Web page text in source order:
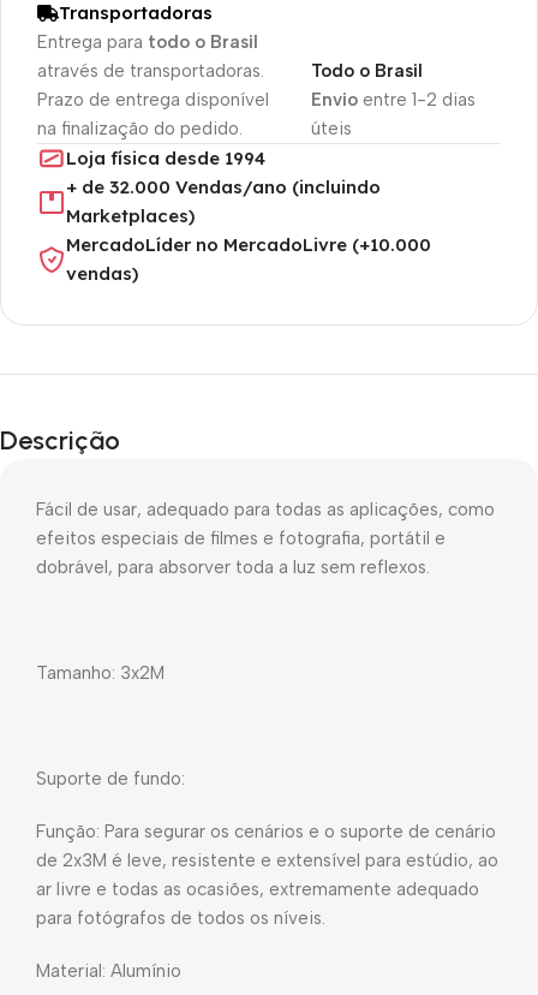
Transportadoras
Entrega para todo o Brasil
através de transportadoras.
Prazo de entrega disponível
na finalização do pedido.
Envioentre 1-2 dias
úteis
Todo o Brasil
Loja física desde 1994
+ de 32.000 Vendas/ano (incluindo
Marketplaces)
MercadoLíder no MercadoLivre (+10.000
vendas)
Descrição
Fácil de usar, adequado para todas as aplicações, como
efeitos especiais de filmes e fotografia, portátil e
dobrável, para absorver toda a luz sem reflexos.
Tamanho: 3x2M
Suporte de fundo:
Função: Para segurar os cenários e o suporte de cenário
de 2x3M é leve, resistente e extensível para estúdio, ao
ar livre e todas as ocasiões, extremamente adequado
para fotógrafos de todos os níveis.
Material: Alumínio